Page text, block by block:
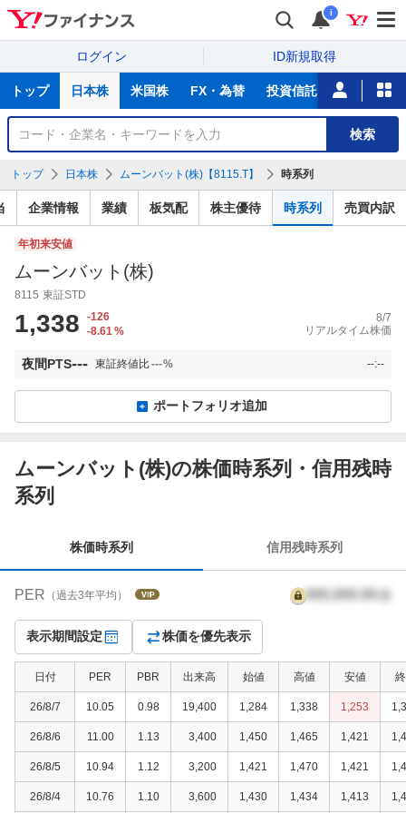
i
ログイン ID新規取得
サ
トップ 日本株 米国株 FX・為替 投資信託 ニュース
銘
検
検索
トップ 日本株 ムーンバット(株)【8115.T】 時系列
企業情報 業績 板気配 株主優待 時系列 売買内訳
年初来安値
ムーンバット(株)
8115 東証STD
1,338
-126
-8.61 %
8/7
リアルタイム株価
夜間PTS--- 東証終値比---% --:--
ポートフォリオ追加
ムーンバット(株)の株価時系列・信用残時
系列
価
列
株価時系列 信用残時系列
PER （過去3年平均） 999,999.99
表示期間設定 株価を優先表示
日付 PER PBR 出来高 始値 高値 安値
26/8/7 10.05 0.98 19,400 1,284 1,338 1,253
26/8/6 11.00 1.13 3,400 1,450 1,465 1,421
26/8/5 10.94 1.12 3,200 1,421 1,470 1,421
26/8/4 10.76 1.10 3,600 1,430 1,434 1,413